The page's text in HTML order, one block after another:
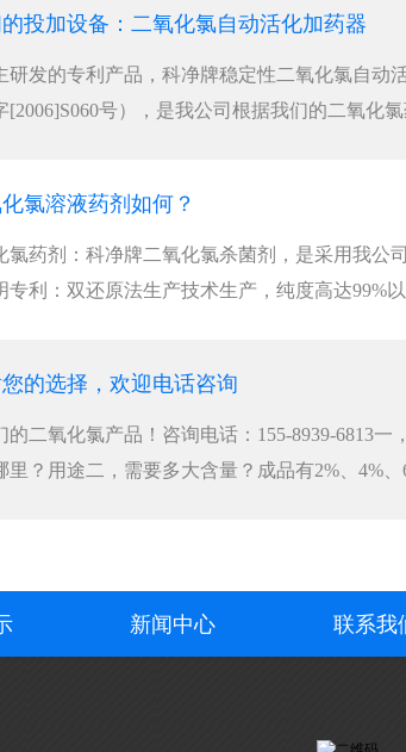
投加设备：二氧化氯自动活化加药器
研发的专利产品，科净牌稳定性二氧化氯自动
[2006]S060号），是我公司根据我们的二氧化
氯溶液药剂如何？
氯药剂：科净牌二氧化氯杀菌剂，是采用我公
专利：双还原法生产技术生产，纯度高达99%
的选择，欢迎电话咨询
的二氧化氯产品！咨询电话：155-8939-6813一
里？用途二，需要多大含量？成品有2%、4%、
新闻中心 联系我